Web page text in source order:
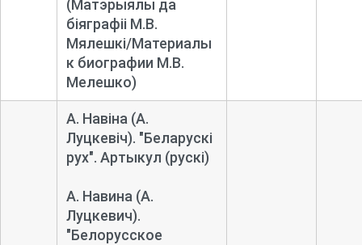
(Матэрыялы да
біяграфіі М.В.
Мялешкі/Материалы
к биографии М.В.
Мелешко)
А. Навіна (А.
Луцкевіч). "Беларускі
рух". Артыкул (рускі)
А. Навина (А.
Луцкевич).
"Белорусское